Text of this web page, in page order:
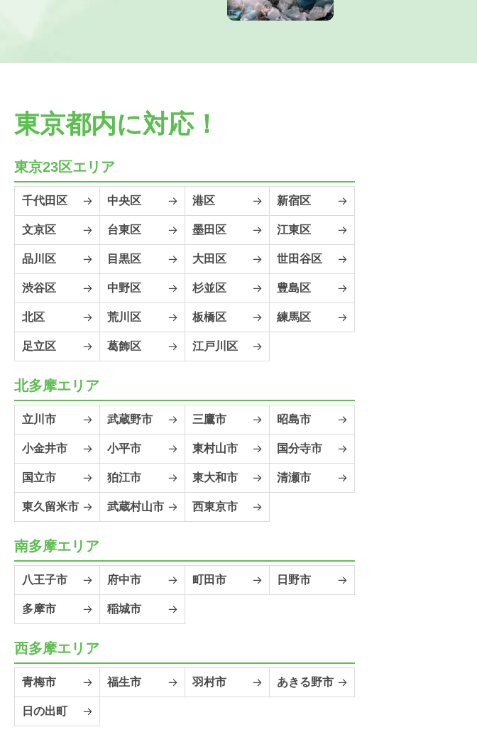
東京都内に対応！
東京23区エリア
千代田区 中央区 港区 新宿区
文京区 台東区 墨田区 江東区
品川区 目黒区 大田区 世田谷区
渋谷区 中野区 杉並区 豊島区
北区 荒川区 板橋区 練馬区
足立区 葛飾区 江戸川区
北多摩エリア
立川市 武蔵野市 三鷹市 昭島市
小金井市 小平市 東村山市 国分寺市
国立市 狛江市 東大和市 清瀬市
東久留米市 武蔵村山市 西東京市
南多摩エリア
八王子市 府中市 町田市 日野市
多摩市 稲城市
西多摩エリア
青梅市 福生市 羽村市 あきる野市
日の出町